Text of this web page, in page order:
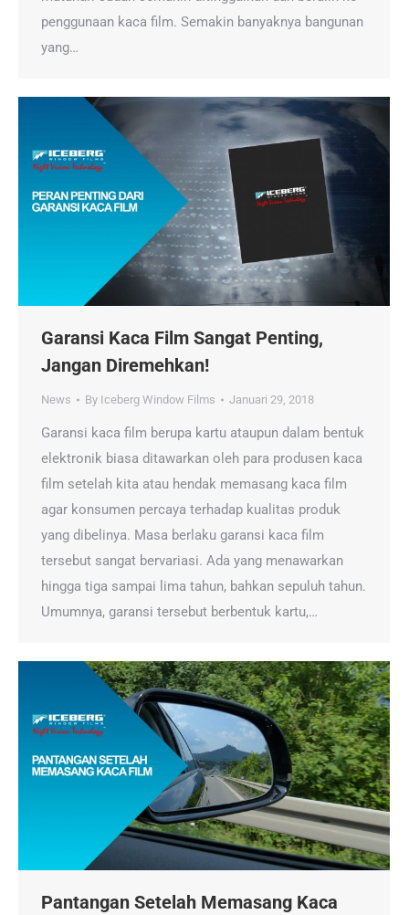
penggunaan kaca film. Semakin banyaknya bangunan
yang…
Garansi Kaca Film Sangat Penting,
Jangan Diremehkan!
News By Iceberg Window Films Januari 29, 2018
Garansi kaca film berupa kartu ataupun dalam bentuk
elektronik biasa ditawarkan oleh para produsen kaca
film setelah kita atau hendak memasang kaca film
agar konsumen percaya terhadap kualitas produk
yang dibelinya. Masa berlaku garansi kaca film
tersebut sangat bervariasi. Ada yang menawarkan
hingga tiga sampai lima tahun, bahkan sepuluh tahun.
Umumnya, garansi tersebut berbentuk kartu,…
Pantangan Setelah Memasang Kaca